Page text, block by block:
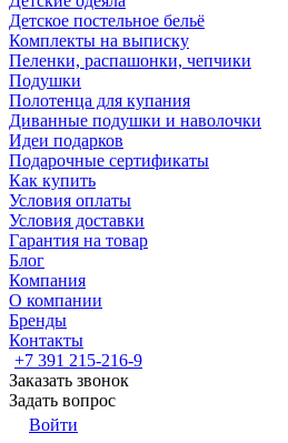
Детское постельное бельё
Комплекты на выписку
Пеленки, распашонки, чепчики
Подушки
Полотенца для купания
Диванные подушки и наволочки
Идеи подарков
Подарочные сертификаты
Как купить
Условия оплаты
Условия доставки
Гарантия на товар
Блог
Компания
О компании
Бренды
Контакты
+7 391 215-216-9
Заказать звонок
Задать вопрос
Войти